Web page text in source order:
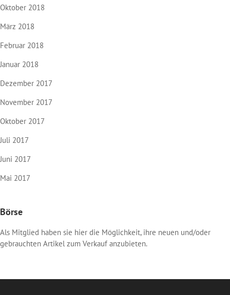
Oktober 2018
März 2018
Februar 2018
Januar 2018
Dezember 2017
November 2017
Oktober 2017
Juli 2017
Juni 2017
Mai 2017
Börse
Als Mitglied haben sie hier die Möglichkeit, ihre neuen und/oder
gebrauchten Artikel zum Verkauf anzubieten.